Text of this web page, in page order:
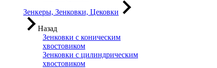
Зенкеры, Зенковки, Цековки
Назад
Зенковки с коническим
хвостовиком
Зенковки с цилиндрическим
хвостовиком